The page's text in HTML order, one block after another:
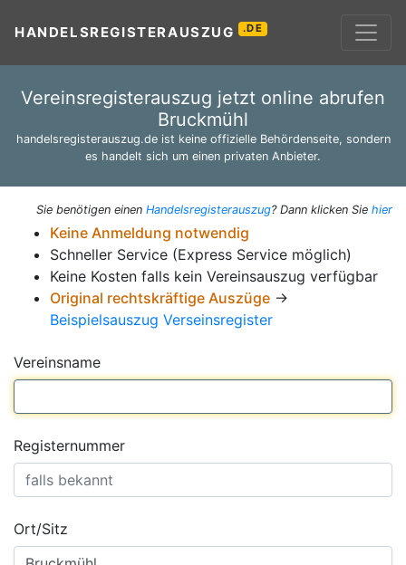
HANDELSREGISTERAUSZUG .DE
Vereinsregisterauszug jetzt online abrufen
Bruckmühl
handelsregisterauszug.de ist keine offizielle Behördenseite, sondern
es handelt sich um einen privaten Anbieter.
Sie benötigen einen Handelsregisterauszug? Dann klicken Sie hier
Keine Anmeldung notwendig
Schneller Service (Express Service möglich)
Keine Kosten falls kein Vereinsauszug verfügbar
Original rechtskräftige Auszüge →
Beispielsauszug Verseinsregister
Vereinsname
Registernummer
Ort/Sitz